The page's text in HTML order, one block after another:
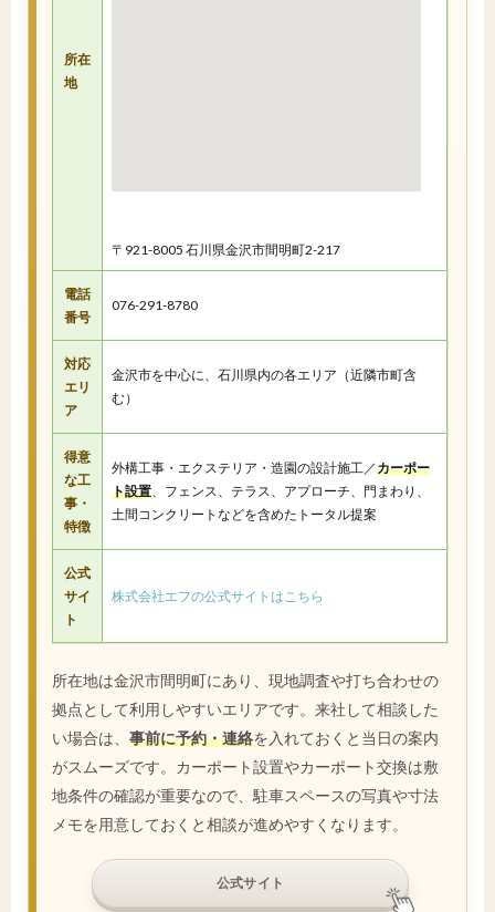
所在
地
〒921-8005 石川県金沢市間明町2-217
電話
番号
076-291-8780
対応
エリ
ア
金沢市を中心に、石川県内の各エリア（近隣市町含
む）
得意
な工
事・
特徴
外構工事・エクステリア・造園の設計施工／カーポー
ト設置 、フェンス、テラス、アプローチ、門まわり、
土間コンクリートなどを含めたトータル提案
公式
サイ
ト
株式会社エフの公式サイトはこちら
所在地は金沢市間明町にあり、現地調査や打ち合わせの
拠点として利用しやすいエリアです。来社して相談した
い場合は、 事前に予約・連絡を入れておくと当日の案内
がスムーズです。カーポート設置やカーポート交換は敷
地条件の確認が重要なので、駐車スペースの写真や寸法
メモを用意しておくと相談が進めやすくなります。
公式サイト